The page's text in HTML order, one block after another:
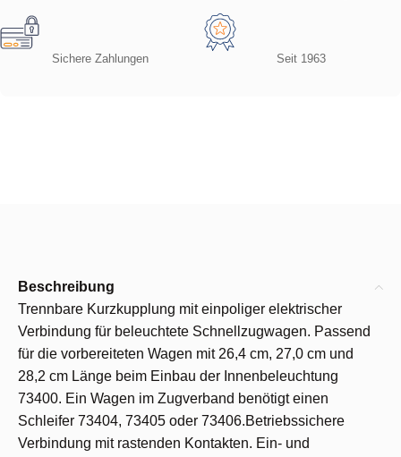
Sichere Zahlungen Seit 1963
Beschreibung
Trennbare Kurzkupplung mit einpoliger elektrischer
Verbindung für beleuchtete Schnellzugwagen. Passend
für die vorbereiteten Wagen mit 26,4 cm, 27,0 cm und
28,2 cm Länge beim Einbau der Innenbeleuchtung
73400. Ein Wagen im Zugverband benötigt einen
Schleifer 73404, 73405 oder 73406.Betriebssichere
Verbindung mit rastenden Kontakten. Ein- und